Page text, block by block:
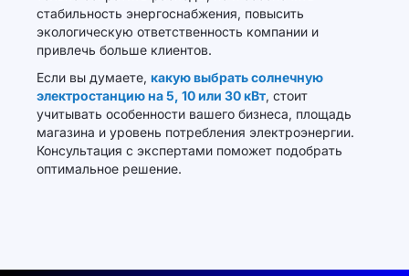
стабильность энергоснабжения, повысить
экологическую ответственность компании и
привлечь больше клиентов.
Если вы думаете, какую выбрать солнечную
электростанцию на 5, 10 или 30 кВт, стоит
учитывать особенности вашего бизнеса, площадь
магазина и уровень потребления электроэнергии.
Консультация с экспертами поможет подобрать
оптимальное решение.